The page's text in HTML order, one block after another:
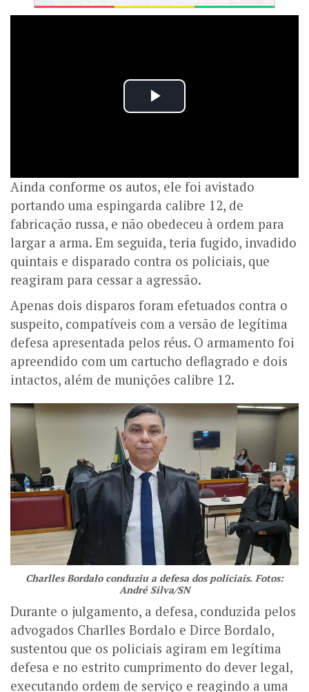
Ainda conforme os autos, ele foi avistado
portando uma espingarda calibre 12, de
fabricação russa, e não obedeceu à ordem para
largar a arma. Em seguida, teria fugido, invadido
quintais e disparado contra os policiais, que
reagiram para cessar a agressão.
Apenas dois disparos foram efetuados contra o
suspeito, compatíveis com a versão de legítima
defesa apresentada pelos réus. O armamento foi
apreendido com um cartucho deflagrado e dois
intactos, além de munições calibre 12.
Charlles Bordalo conduziu a defesa dos policiais. Fotos:
André Silva/SN
Durante o julgamento, a defesa, conduzida pelos
advogados Charlles Bordalo e Dirce Bordalo,
sustentou que os policiais agiram em legítima
defesa e no estrito cumprimento do dever legal,
executando ordem de serviço e reagindo a uma